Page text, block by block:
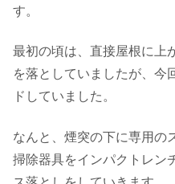
す。
最初の頃は、直接屋根に上
を落としていましたが、今
ドしていました。
なんと、煙突の下に専用の
掃除器具をインパクトレン